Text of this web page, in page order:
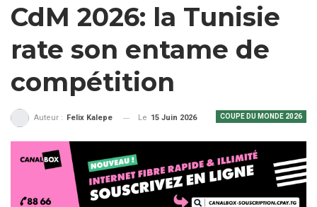
CdM 2026: la Tunisie
rate son entame de
compétition
COUPE DU MONDE 2026
Auteur : Felix Kalepe Le 15 Juin 2026